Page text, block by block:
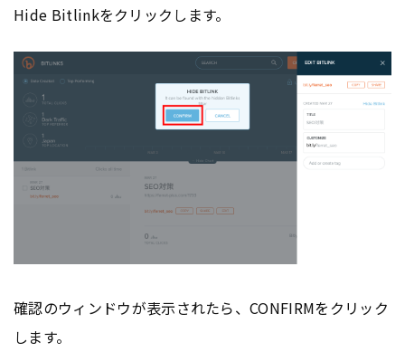
Hide Bitlinkをクリックします。
確認のウィンドウが表示されたら、CONFIRMをクリック
します。